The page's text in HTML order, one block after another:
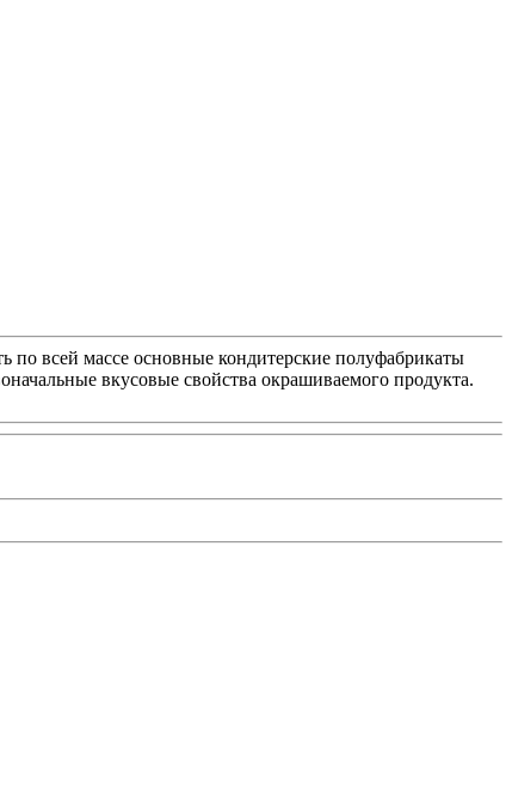
по всей массе основные кондитерские полуфабрикаты
вкусовые свойства окрашиваемого продукта.